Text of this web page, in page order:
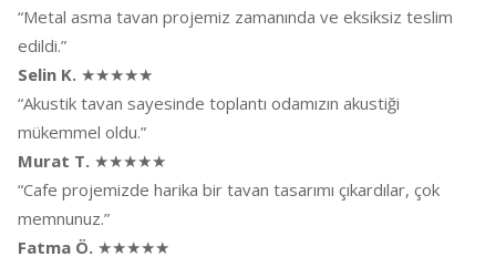
“Metal asma tavan projemiz zamanında ve eksiksiz teslim
edildi.”
Selin K. ★★★★★
“Akustik tavan sayesinde toplantı odamızın akustiği
mükemmel oldu.”
Murat T. ★★★★★
“Cafe projemizde harika bir tavan tasarımı çıkardılar, çok
memnunuz.”
Fatma Ö. ★★★★★